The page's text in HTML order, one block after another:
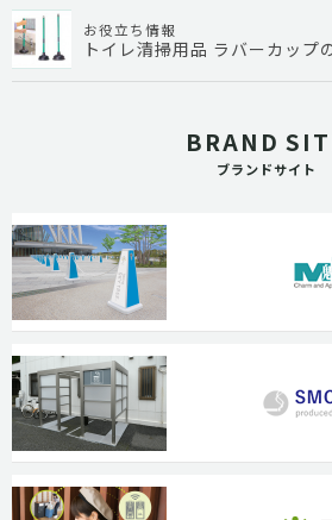
お役立ち情報
トイレ清掃用品 ラバーカップ
BRAND
ブランドサイト